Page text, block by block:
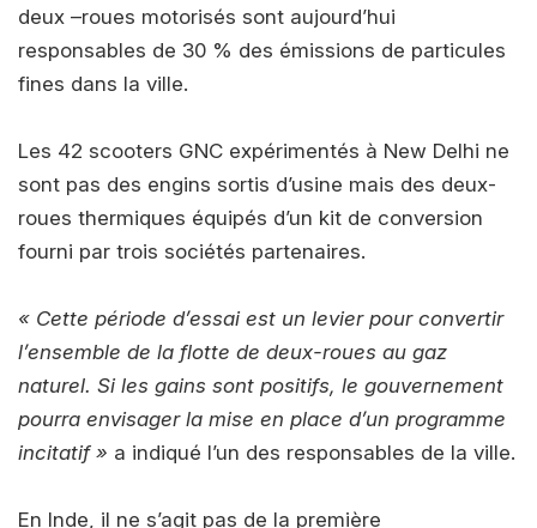
deux –roues motorisés sont aujourd’hui
responsables de 30 % des émissions de particules
fines dans la ville.
Les 42 scooters GNC expérimentés à New Delhi ne
sont pas des engins sortis d’usine mais des deux-
roues thermiques équipés d’un kit de conversion
fourni par trois sociétés partenaires.
« Cette période d’essai est un levier pour convertir
l’ensemble de la flotte de deux-roues au gaz
naturel. Si les gains sont positifs, le gouvernement
pourra envisager la mise en place d’un programme
incitatif » a indiqué l’un des responsables de la ville.
En Inde, il ne s’agit pas de la première